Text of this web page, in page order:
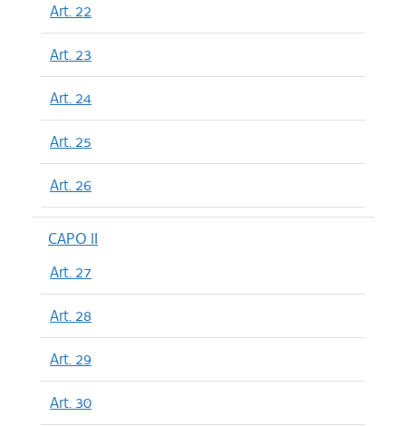
Art. 22
Art. 23
Art. 24
Art. 25
Art. 26
CAPO II
Art. 27
Art. 28
Art. 29
Art. 30